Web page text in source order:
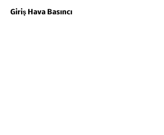
Giriş Hava Basıncı